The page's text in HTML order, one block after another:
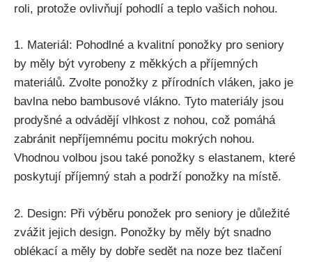
roli, protože ovlivňují pohodlí a teplo vašich nohou.
1. Materiál: Pohodlné a kvalitní ponožky pro seniory
by měly být vyrobeny z měkkých a příjemných
materiálů. Zvolte ponožky z přírodních vláken, jako je
bavlna nebo bambusové vlákno. Tyto materiály jsou
prodyšné a odvádějí vlhkost z nohou, což pomáhá
zabránit nepříjemnému pocitu mokrých nohou.
Vhodnou volbou jsou také ponožky s elastanem, které
poskytují příjemný stah a podrží ponožky na místě.
2. Design: Při výběru ponožek pro seniory je důležité
zvážit jejich design. Ponožky by měly být snadno
oblékací a měly by dobře sedět na noze bez tlačení